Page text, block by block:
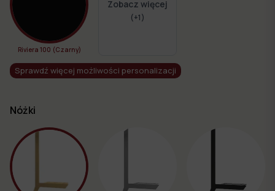
Riviera 100 (Czarny)
Zobacz więcej
(+1)
Sprawdź więcej możliwości personalizacji
Nóżki